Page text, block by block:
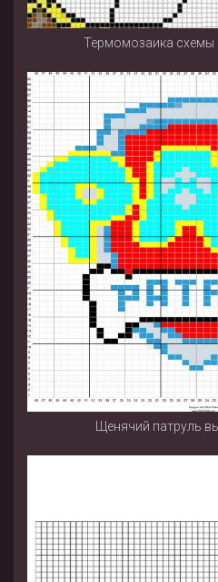
Термомозаика схемы
Щенячий патруль